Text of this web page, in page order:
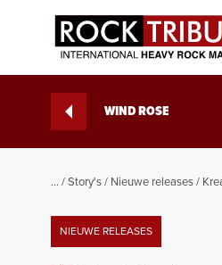
WIND ROSE
... /Story's/ Nieuwe releases/
NIEUWE RELEASES